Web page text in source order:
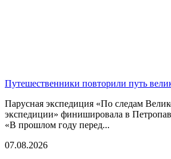
Путешественники повторили путь
Парусная экспедиция «По следам
экспедиции» финишировала в
«В прошлом году перед...
07.08.2026